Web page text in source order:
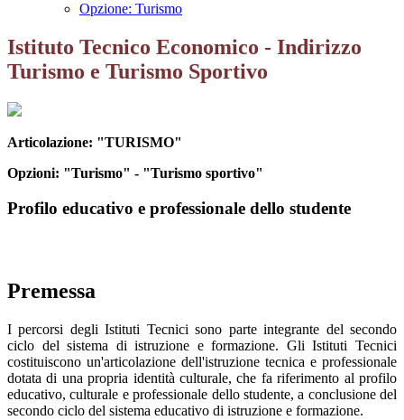
Opzione: Turismo
Istituto Tecnico Economico - Indirizzo
Turismo e Turismo Sportivo
Articolazione: "TURISMO"
Opzioni: "Turismo" - "Turismo sportivo"
Profilo educativo e professionale dello studente
Premessa
I percorsi degli Istituti Tecnici sono parte integrante del secondo
ciclo del sistema di istruzione e formazione. Gli Istituti Tecnici
costituiscono un'articolazione dell'istruzione tecnica e professionale
dotata di una propria identità culturale, che fa riferimento al profilo
educativo, culturale e professionale dello studente, a conclusione del
secondo ciclo del sistema educativo di istruzione e formazione.